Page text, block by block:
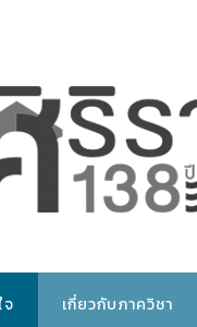
จ เกี่ยวกับภาควิชา